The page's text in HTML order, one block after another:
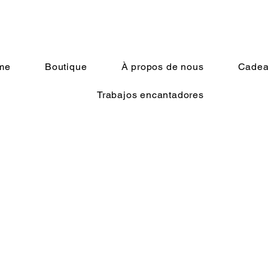
Boutique À propos de nous
Trabajos encantadores